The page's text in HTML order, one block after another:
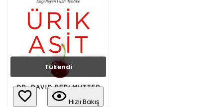
Tükendi
Hızlı Bakış